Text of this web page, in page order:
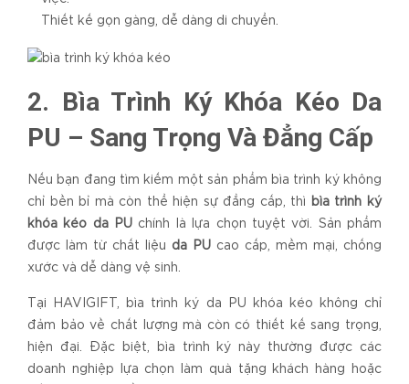
Thiết kế gọn gàng, dễ dàng di chuyển.
2. Bìa Trình Ký Khóa Kéo Da
PU – Sang Trọng Và Đẳng Cấp
Nếu bạn đang tìm kiếm một sản phẩm bìa trình ký không
chỉ bền bỉ mà còn thể hiện sự đẳng cấp, thì
bìa trình ký
khóa kéo da PU chính là lựa chọn tuyệt vời. Sản phẩm
được làm từ chất liệu da PU cao cấp, mềm mại, chống
xước và dễ dàng vệ sinh.
Tại HAVIGIFT, bìa trình ký da PU khóa kéo không chỉ
đảm bảo về chất lượng mà còn có thiết kế sang trọng,
hiện đại. Đặc biệt, bìa trình ký này thường được các
doanh nghiệp lựa chọn làm quà tặng khách hàng hoặc